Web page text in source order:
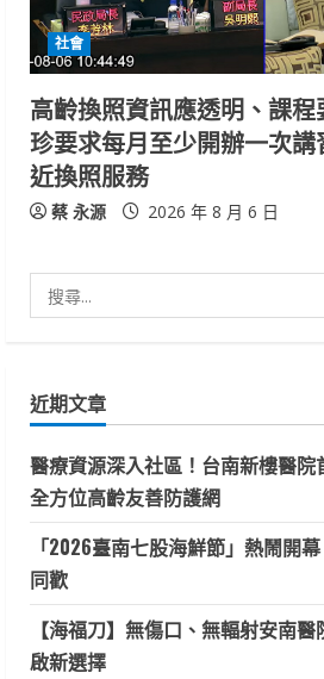
社會
高齡換照資訊應透明、課
珍要求每月至少開辦一次
近換照服務
蔡 永源 2026 年 8 月 6 日
尋
字:
近期文章
醫療資源深入社區！台南新樓醫
全方位高齡友善防護網
「2026臺南七股海鮮節」熱鬧開
同歡
【海福刀】無傷口、無輻射安南
啟新選擇